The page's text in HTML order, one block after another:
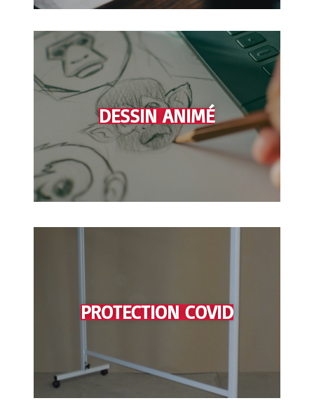
DESSIN ANIMÉ
PROTECTION COVID